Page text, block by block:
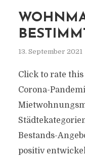
13. September 2021
Click to rate this
Corona-
Bestands-
positiv